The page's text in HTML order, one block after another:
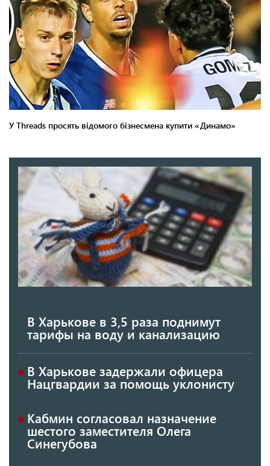
В Харькове в 3,5 раза поднимут
тарифы на воду и канализацию
В Харькове задержали офицера
Нацгвардии за помощь уклонисту
Кабмин согласовал назначение
шестого заместителя Олега
Синегубова